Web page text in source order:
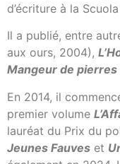
d’écriture à la
Il a publié, entre
aux ours, 2004),
Mangeur de pierres
En 2014, il
premier volume
lauréat du Prix du
Jeunes Fauves et